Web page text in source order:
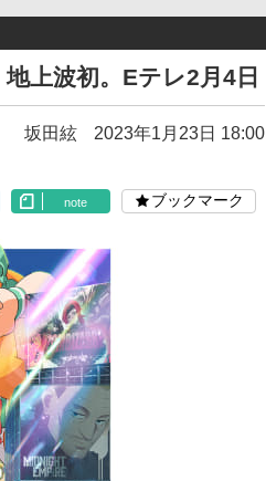
上波初。Eテレ2月4日
坂田絃 2023年1月23日 18:00
note ブックマーク